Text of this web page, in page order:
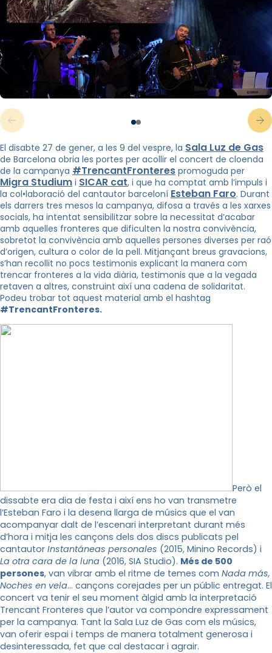
El disabte 27 de gener, a les 9 del vespre, la Sala Luz de Gas
de Barcelona obria les portes per acollir el concert de cloenda
de la campanya #TrencantFronteres promoguda per
Migra Studium i SICAR cat, i que ha comptat amb l’impuls i
la col•laboració del cantautor barceloní Esteban Faro. Durant
els darrers tres mesos la campanya, difosa a través a les xarxes
socials, ha intentat sensibilitzar sobre la necessitat d’acabar
amb aquelles fronteres que dificulten la nostra convivència,
sobretot la convivència amb aquelles persones diverses per raó
d’origen, cultura o color de la pell. Mitjançant breus gravacions,
s’han recollit no pocs testimonis explicant la manera com
trencar fronteres a la vida diària, testimonis que a la vegada
retaven a altres, construint així una cadena de solidaritat.
Podeu trobar tot aquest material amb el hashtag
#TrencantFronteres.
Però el
dissabte era dia de festa i així ens ho van transmetre
l’Esteban Faro i la desena llarga de músics que el van
acompanyar dalt de l’escenari interpretant durant més
d’hora i mitja les cançons dels dos discs publicats pel
cantautor Instantáneas personales (2015, Minino Records) i
La otra cara de la luna (2016, SIA Studio). Més de 500
persones, van vibrar amb el ritme de temes com Nada más,
Noches en vela… cançons corejades per un públic entregat. El
concert va tenir el seu moment àlgid amb la interpretació
Trencant Fronteres que l’autor va compondre expressament
per la campanya. Tant la Sala Luz de Gas com els músics,
van oferir espai i temps de manera totalment generosa i
desinteressada, fet que cal destacar i agrair.